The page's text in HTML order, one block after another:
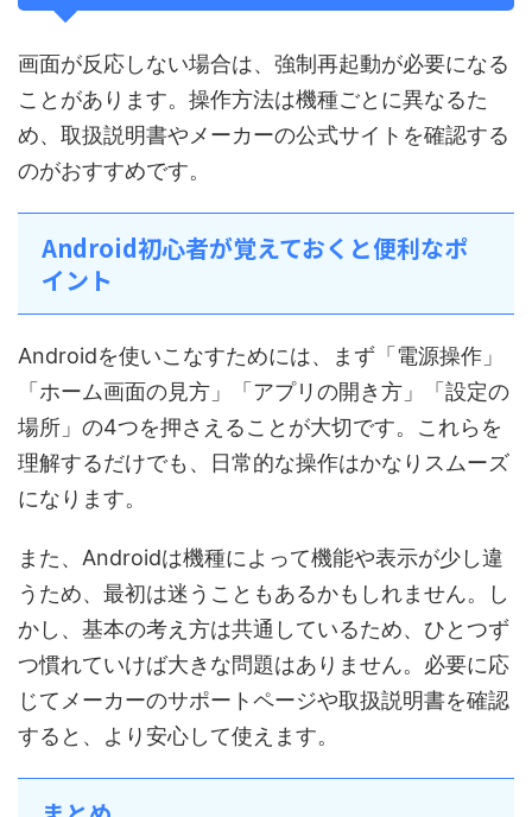
画面が反応しない場合は、強制再起動が必要になる
ことがあります。操作方法は機種ごとに異なるた
め、取扱説明書やメーカーの公式サイトを確認する
のがおすすめです。
Android初心者が覚えておくと便利なポ
イント
Androidを使いこなすためには、まず「電源操作」
「ホーム画面の見方」「アプリの開き方」「設定の
場所」の4つを押さえることが大切です。これらを
理解するだけでも、日常的な操作はかなりスムーズ
になります。
また、Androidは機種によって機能や表示が少し違
うため、最初は迷うこともあるかもしれません。し
かし、基本の考え方は共通しているため、ひとつず
つ慣れていけば大きな問題はありません。必要に応
じてメーカーのサポートページや取扱説明書を確認
すると、より安心して使えます。